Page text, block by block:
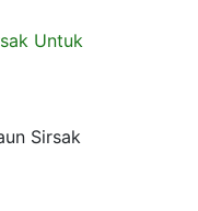
Untuk
Sirsak